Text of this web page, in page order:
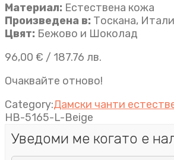
Материал: Естествена кожа
Произведена в: Тоскана,
Цвят: Бежово и Шоколад
96,00 € / 187.76 лв.
Очаквайте отново!
Category:Дамски чанти
HB-5165-L-Beige
Уведоми ме когато е